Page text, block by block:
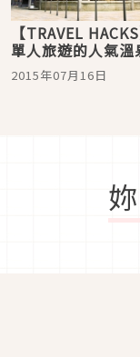
【TRAVEL
單人旅遊的人氣溫
排行榜
2015年07月16日